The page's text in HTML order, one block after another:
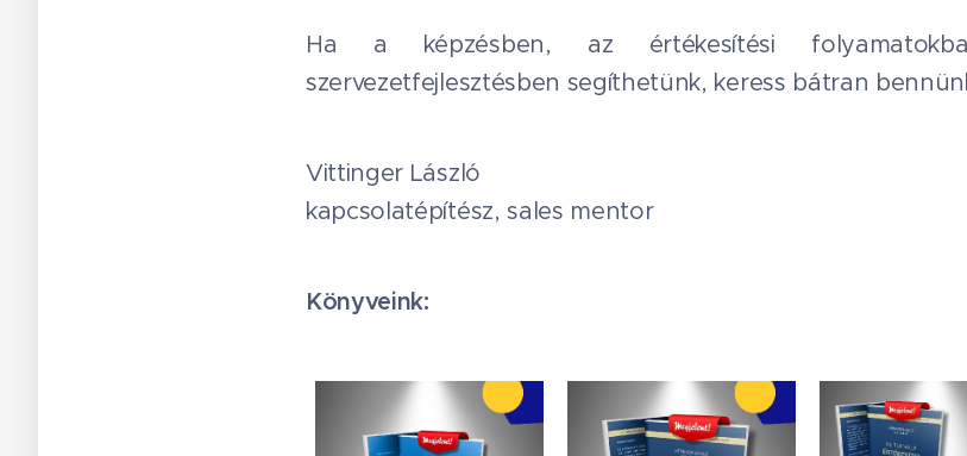
Ha a képzésben, az értékesítési
szervezetfejlesztésben segíthetünk, keress bátran
Vittinger László
kapcsolatépítész, sales mentor
Könyveink: